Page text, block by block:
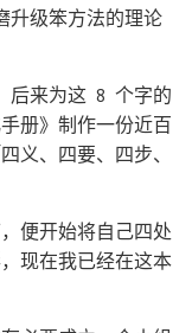
升级笨方法的理论
后来为这 8 个字的
册》制作一份近百
义、四要、四步、
便开始将自己四处
现在我已经在这本